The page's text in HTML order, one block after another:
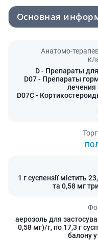
Основная
Анатомо-
D- Препараты
D07- Препараты
лечения
D07C-
1 г суспензії містить
та 0,58 мг
аерозоль для
0,58 мг)/г, по 17,3 г
балону у